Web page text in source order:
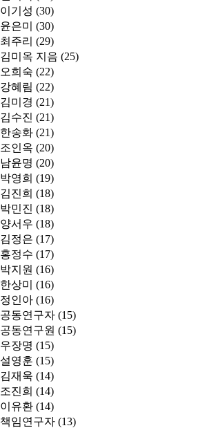
이기성 (30)
윤은미
(30)
최주리 (29)
김미옥 지음 (25)
오희숙 (22)
강혜림 (22)
김미경 (21)
김수진 (21)
한송화 (21)
조인옥 (20)
남윤명 (20)
박영희 (19)
김진희 (18)
박민진 (18)
양서우 (18)
김정은 (17)
홍정수 (17)
박지원 (16)
한상미
(16)
정인아 (16)
공동연구자 (15)
공동연구원 (15)
우장명 (15)
설영훈 (15)
김재욱 (14)
조진희 (14)
이유환 (14)
책임연구자 (13)